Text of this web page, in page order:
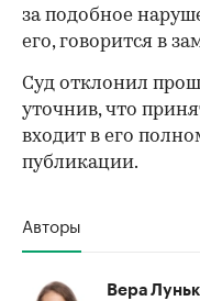
за подобное
его, говорится в
Суд отклонил
уточнив, что
входит в его
публикации.
Авторы
Вера